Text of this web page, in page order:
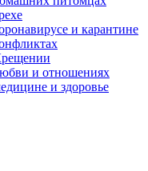
и карантине
и отношениях
и здоровье